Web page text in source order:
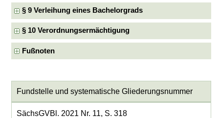
§ 9 Verleihung eines Bachelorgrads
§ 10 Verordnungsermächtigung
Fußnoten
Fundstelle und systematische Gliederungsnummer
SächsGVBl. 2021 Nr. 11, S. 318